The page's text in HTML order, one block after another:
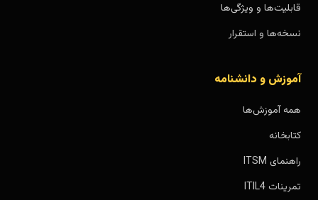
قابلیت‌ها و ویژگی‌ها
نسخه‌ها و استقرار
آموزش و دانشنامه
همه آموزش‌ها
کتابخانه
راهنمای ITSM
تمرینات ITIL4